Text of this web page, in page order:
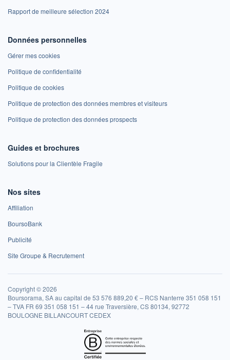
Rapport de meilleure sélection 2024
Données personnelles
Gérer mes cookies
Politique de confidentialité
Politique de cookies
Politique de protection des données membres et visiteurs
Politique de protection des données prospects
Guides et brochures
Solutions pour la Clientèle Fragile
Nos sites
Affiliation
BoursoBank
Publicité
Site Groupe & Recrutement
Copyright © 2026
Boursorama, SA au capital de 53 576 889,20 € – RCS Nanterre 351 058 151
– TVA FR 69 351 058 151 – 44 rue Traversière, CS 80134, 92772
BOULOGNE BILLANCOURT CEDEX